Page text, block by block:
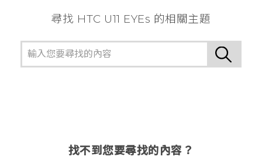
尋找 HTC U11 EYEs 的相關主題
找不到您要尋找的內容？